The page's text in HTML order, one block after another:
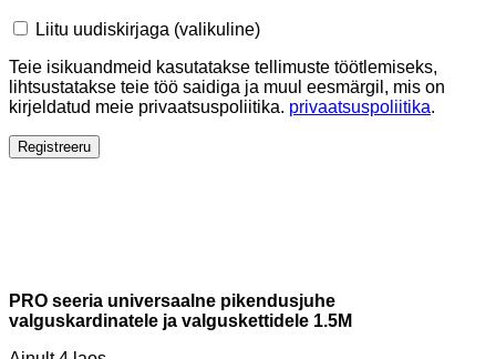
Liitu uudiskirjaga (valikuline)
Teie isikuandmeid kasutatakse tellimuste töötlemiseks,
lihtsustatakse teie töö saidiga ja muul eesmärgil, mis on
kirjeldatud meie privaatsuspoliitika. privaatsuspoliitika.
Registreeru
PRO seeria universaalne pikendusjuhe
valguskardinatele ja valguskettidele 1.5M